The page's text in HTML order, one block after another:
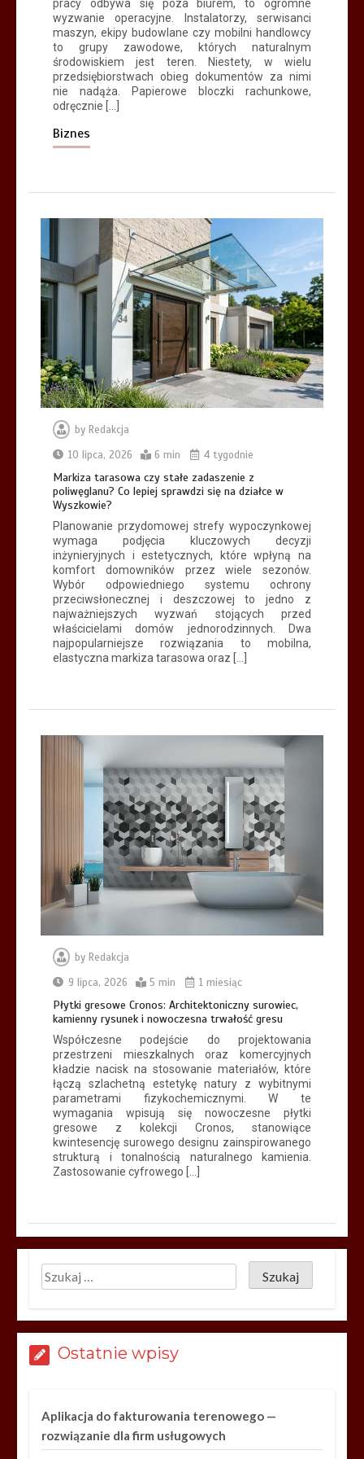
pracy odbywa się poza biurem, to ogromne
wyzwanie operacyjne. Instalatorzy, serwisanci
maszyn, ekipy budowlane czy mobilni handlowcy
to grupy zawodowe, których naturalnym
środowiskiem jest teren. Niestety, w wielu
przedsiębiorstwach obieg dokumentów za nimi
nie nadąża. Papierowe bloczki rachunkowe,
odręcznie […]
Biznes
by Redakcja
10 lipca, 2026
6 min 4 tygodnie
Markiza tarasowa czy stałe zadaszenie z
poliwęglanu? Co lepiej sprawdzi się na działce w
Wyszkowie?
Planowanie przydomowej strefy wypoczynkowej
wymaga podjęcia kluczowych decyzji
inżynieryjnych i estetycznych, które wpłyną na
komfort domowników przez wiele sezonów.
Wybór odpowiedniego systemu ochrony
przeciwsłonecznej i deszczowej to jedno z
najważniejszych wyzwań stojących przed
właścicielami domów jednorodzinnych. Dwa
najpopularniejsze rozwiązania to mobilna,
elastyczna markiza tarasowa oraz […]
by Redakcja
9 lipca, 2026
5 min 1 miesiąc
Płytki gresowe Cronos: Architektoniczny surowiec,
kamienny rysunek i nowoczesna trwałość gresu
Współczesne podejście do projektowania
przestrzeni mieszkalnych oraz komercyjnych
kładzie nacisk na stosowanie materiałów, które
łączą szlachetną estetykę natury z wybitnymi
parametrami fizykochemicznymi. W te
wymagania wpisują się nowoczesne płytki
gresowe z kolekcji Cronos, stanowiące
kwintesencję surowego designu zainspirowanego
strukturą i tonalnością naturalnego kamienia.
Zastosowanie cyfrowego […]
Ostatnie wpisy
Aplikacja do fakturowania terenowego —
rozwiązanie dla firm usługowych